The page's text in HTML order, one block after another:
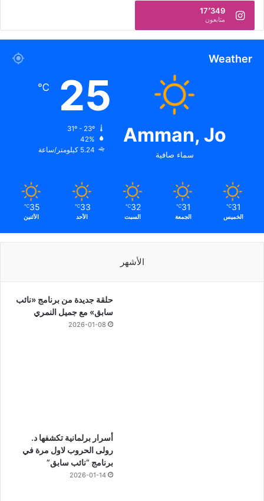
17٬349
متابعون
Weather
Amman, Jo
سماء صافية
25
℃
42%
5.24 كيلومتر/ساعة
31
℃
الخميس
31
℃
الجمعة
32
℃
السبت
33
℃
الأحد
35
℃
الأثنين
الأشهر
حلقة جديدة من برنامج «نائب
سابق» مع جميل النمري
2026-01-08
أسرار برلمانية تكشفها د.
رولى الحروب لاول مرة في
برنامج “نائب سابق”
2026-01-14